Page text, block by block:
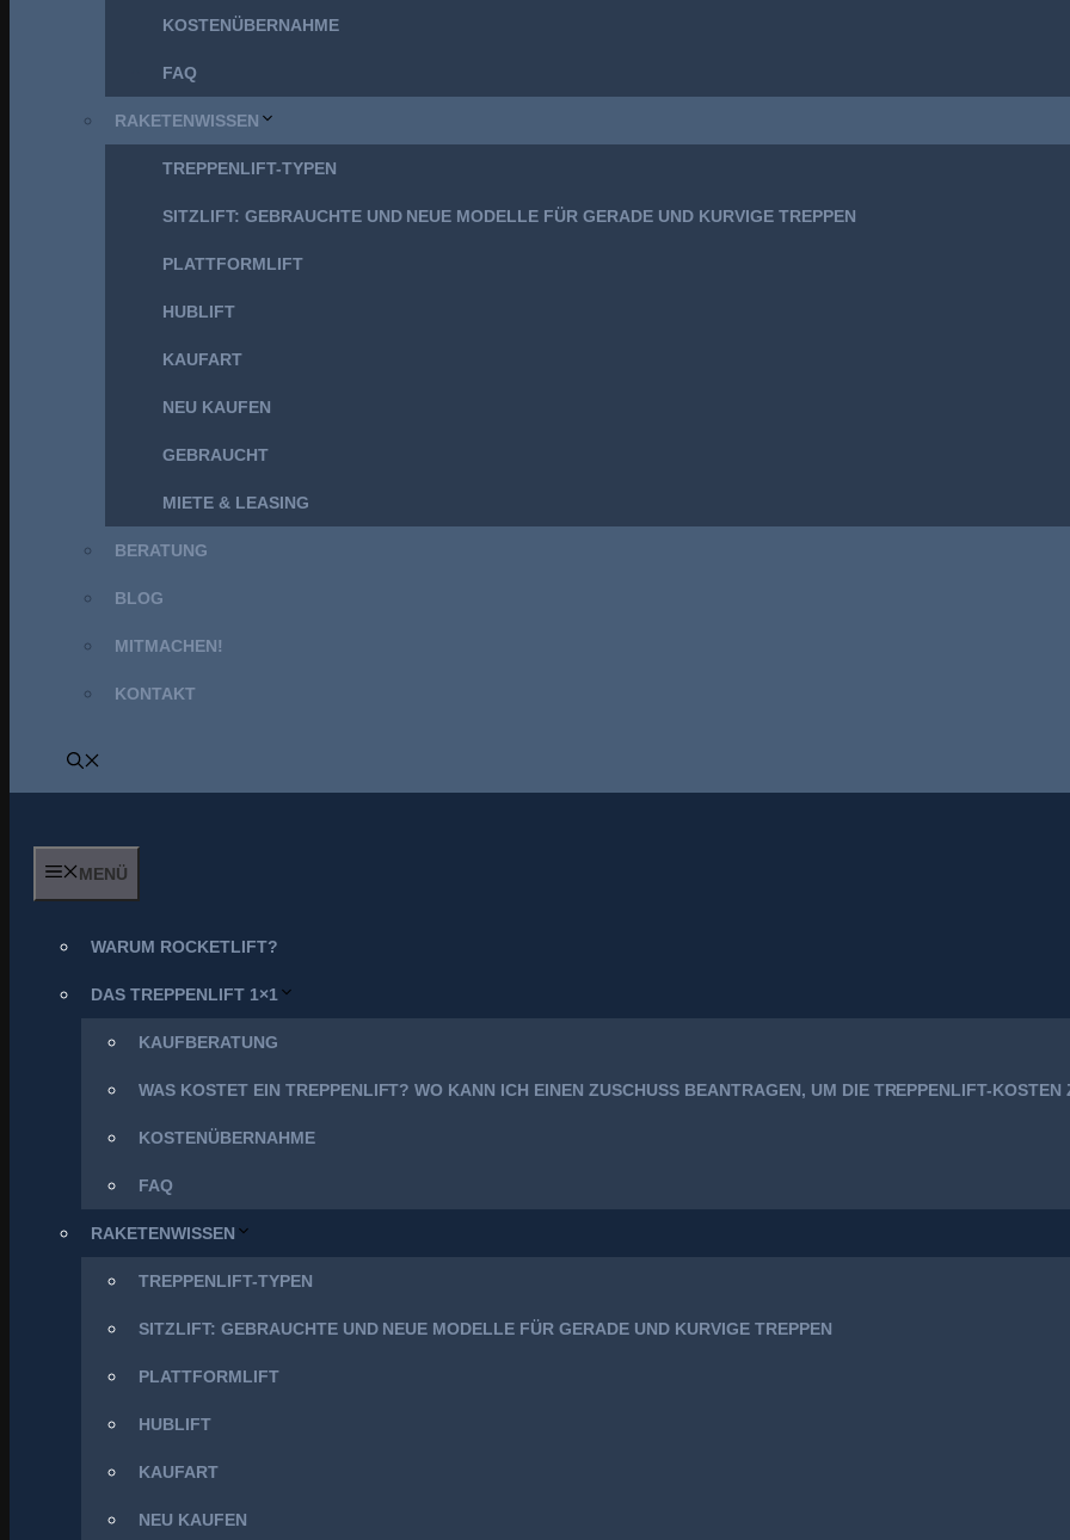
KOSTENÜBERNAHME
FAQ
RAKETENWISSEN
TREPPENLIFT-TYPEN
SITZLIFT: GEBRAUCHTE UND NEUE MODELLE FÜR GERADE UND KURVIGE TREPPEN
PLATTFORMLIFT
HUBLIFT
KAUFART
NEU KAUFEN
GEBRAUCHT
MIETE & LEASING
BERATUNG
BLOG
MITMACHEN!
KONTAKT
MENÜ
WARUM ROCKETLIFT?
DAS TREPPENLIFT 1×1
KAUFBERATUNG
WAS KOSTET EIN TREPPENLIFT? WO KANN ICH EINEN ZUSCHUSS BEANTRAGEN, UM DIE TREPPENLIFT-KOSTEN
KOSTENÜBERNAHME
FAQ
RAKETENWISSEN
TREPPENLIFT-TYPEN
SITZLIFT: GEBRAUCHTE UND NEUE MODELLE FÜR GERADE UND KURVIGE TREPPEN
PLATTFORMLIFT
HUBLIFT
KAUFART
NEU KAUFEN